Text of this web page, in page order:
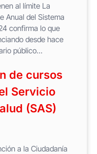
al límite La
Anual del Sistema
confirma lo que
desde hace
público...
de cursos
Servicio
(SAS)
a la Ciudadanía